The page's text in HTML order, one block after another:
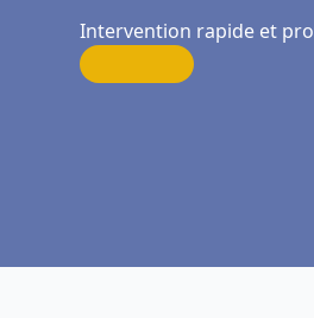
Intervention rapide et